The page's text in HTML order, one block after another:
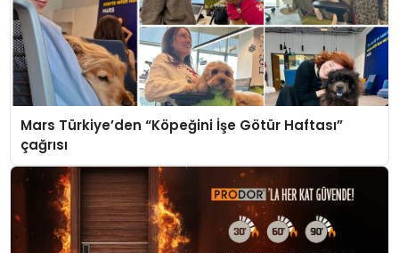
Mars Türkiye’den “Köpeğini İşe Götür Haftası”
çağrısı